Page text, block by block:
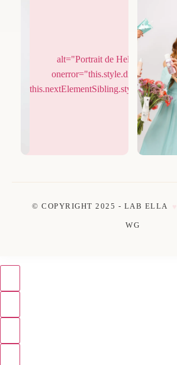
alt="Portrait de Hela Dahmani"
© COPYRIGHT 2025 - LAB ELLA
WG